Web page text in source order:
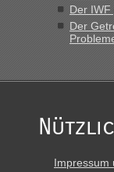
Der
Der
Impressum